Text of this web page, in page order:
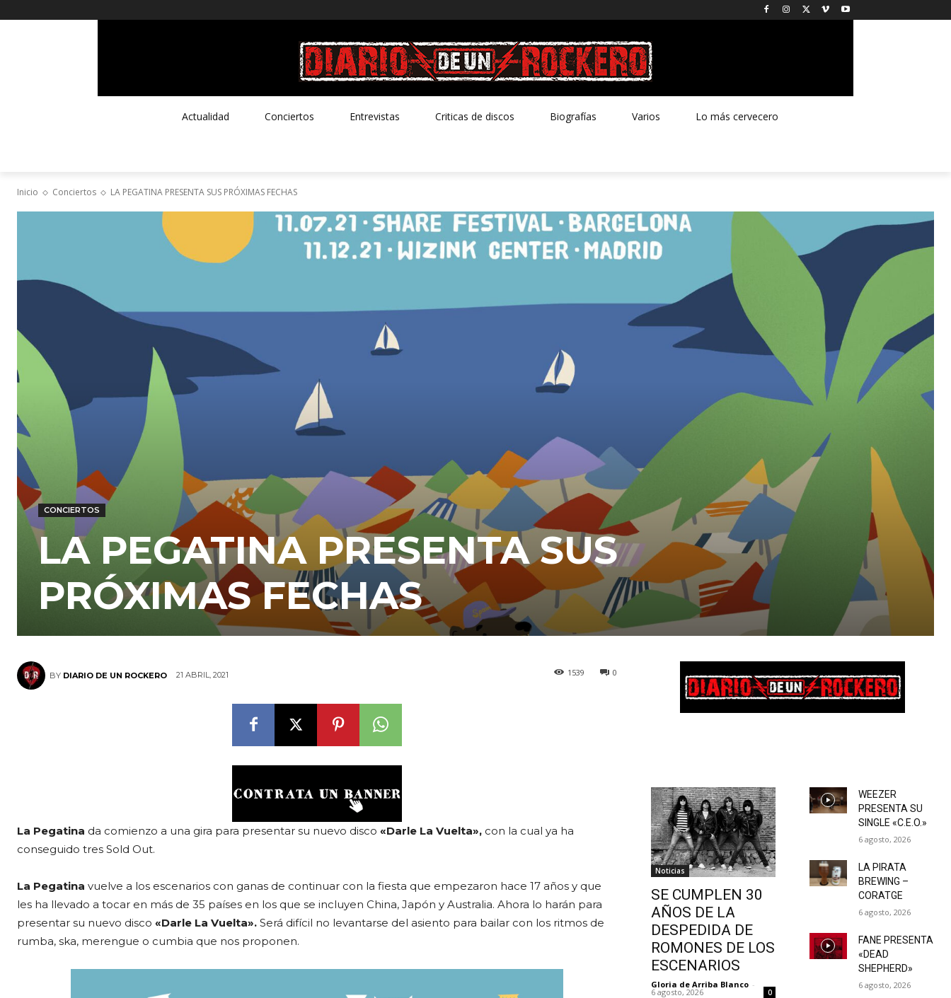
Actualidad Conciertos Entrevistas Criticas de discos Biografías Varios Lo más cervecero
Inicio Conciertos LA PEGATINA PRESENTA SUS PRÓXIMAS FECHAS
CONCIERTOS
LA PEGATINA PRESENTA SUS
PRÓXIMAS FECHAS
BY DIARIO DE UN ROCKERO 21 ABRIL, 2021 0
1539
La Pegatina da comienzo a una gira para presentar su nuevo disco «Darle La Vuelta», con la cual ya ha
conseguido tres Sold Out.
La Pegatina vuelve a los escenarios con ganas de continuar con la fiesta que empezaron hace 17 años y que
les ha llevado a tocar en más de 35 países en los que se incluyen China, Japón y Australia. Ahora lo harán para
presentar su nuevo disco «Darle La Vuelta». Será difícil no levantarse del asiento para bailar con los ritmos de
rumba, ska, merengue o cumbia que nos proponen.
Noticias
SE CUMPLEN 30
AÑOS DE LA
DESPEDIDA DE
ROMONES DE LOS
ESCENARIOS
Gloria de Arriba Blanco -
6 agosto, 2026 0
WEEZER
PRESENTA SU
SINGLE «C.E.O.»
6 agosto, 2026
LA PIRATA
BREWING –
CORATGE
6 agosto, 2026
FANE PRESENTA
«DEAD
SHEPHERD»
6 agosto, 2026